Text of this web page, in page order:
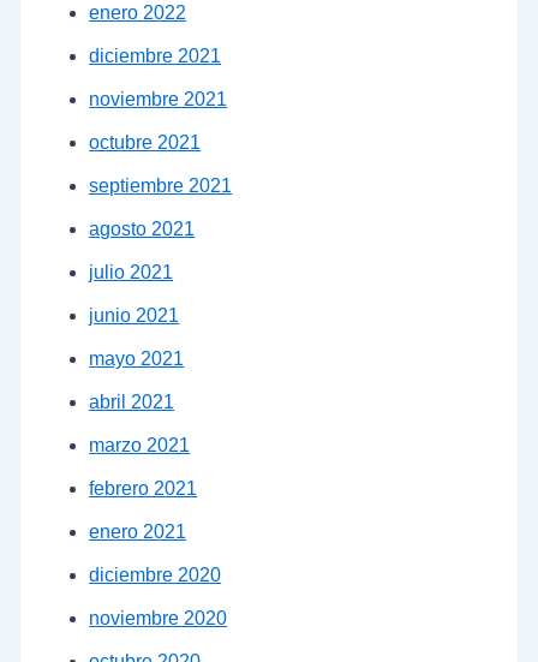
enero 2022
diciembre 2021
noviembre 2021
octubre 2021
septiembre 2021
agosto 2021
julio 2021
junio 2021
mayo 2021
abril 2021
marzo 2021
febrero 2021
enero 2021
diciembre 2020
noviembre 2020